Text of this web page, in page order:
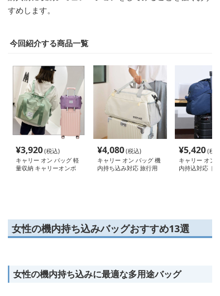
すめします。
今回紹介する商品一覧
¥3,920(税込)
キャリー オン バッグ 軽
量収納 キャリーオンボ
¥4,080(税込)
キャリー オン バッグ 機
内持ち込み対応 旅行用
¥5,420(税
キャリー オン
内持込対応 ト
女性の機内持ち込みバッグおすすめ13選
女性の機内持ち込みに最適な多用途バッグ